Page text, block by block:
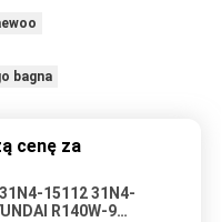
bagna
cenę za
15112 31N4-
R140W-9